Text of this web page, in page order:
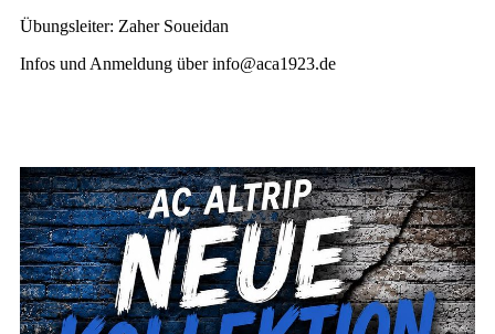
Übungsleiter: Zaher Soueidan
Infos und Anmeldung über info@aca1923.de